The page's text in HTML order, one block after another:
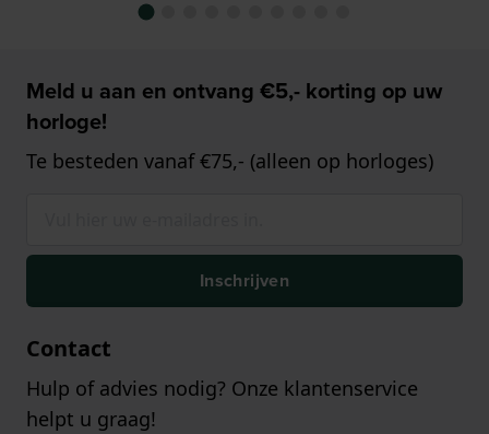
Meld u aan en ontvang €5,- korting op uw
horloge!
Te besteden vanaf €75,- (alleen op horloges)
Inschrijven
Contact
Hulp of advies nodig? Onze klantenservice
helpt u graag!